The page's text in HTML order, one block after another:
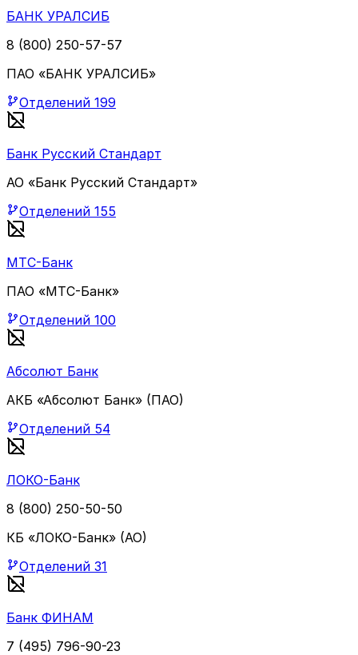
БАНК УРАЛСИБ
8 (800) 250-57-57
ПАО «БАНК УРАЛСИБ»
Отделений 199
Банк Русский Стандарт
АО «Банк Русский Стандарт»
Отделений 155
МТС-Банк
ПАО «МТС-Банк»
Отделений 100
Абсолют Банк
АКБ «Абсолют Банк» (ПАО)
Отделений 54
ЛОКО-Банк
8 (800) 250-50-50
КБ «ЛОКО-Банк» (АО)
Отделений 31
Банк ФИНАМ
7 (495) 796-90-23